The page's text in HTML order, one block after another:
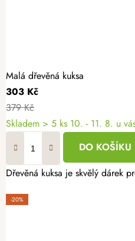
Malá dřevěná kuksa
303 Kč
379 Kč
Skladem > 5 ks 10. - 11. 8. u
DO KOŠÍKU
Dřevěná kuksa je skvělý dárek
-20%